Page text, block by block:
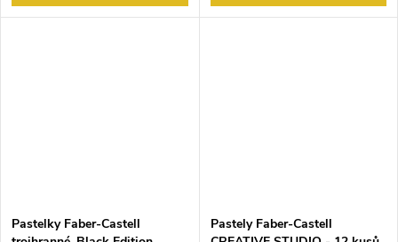
Pastelky Faber-Castell
Pastely Faber-Castell